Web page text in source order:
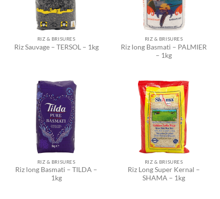
RIZ & BRISURES
Riz Sauvage – TERSOL – 1kg
RIZ & BRISURES
Riz long Basmati – PALMIER
– 1kg
RIZ & BRISURES
Riz long Basmati – TILDA –
1kg
RIZ & BRISURES
Riz Long Super Kernal –
SHAMA – 1kg